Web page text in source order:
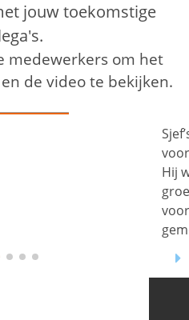
jouw toekomstige
medewerkers om het
de video te bekijken.
Personeel is een mooi
vinden op latere leeftijd.